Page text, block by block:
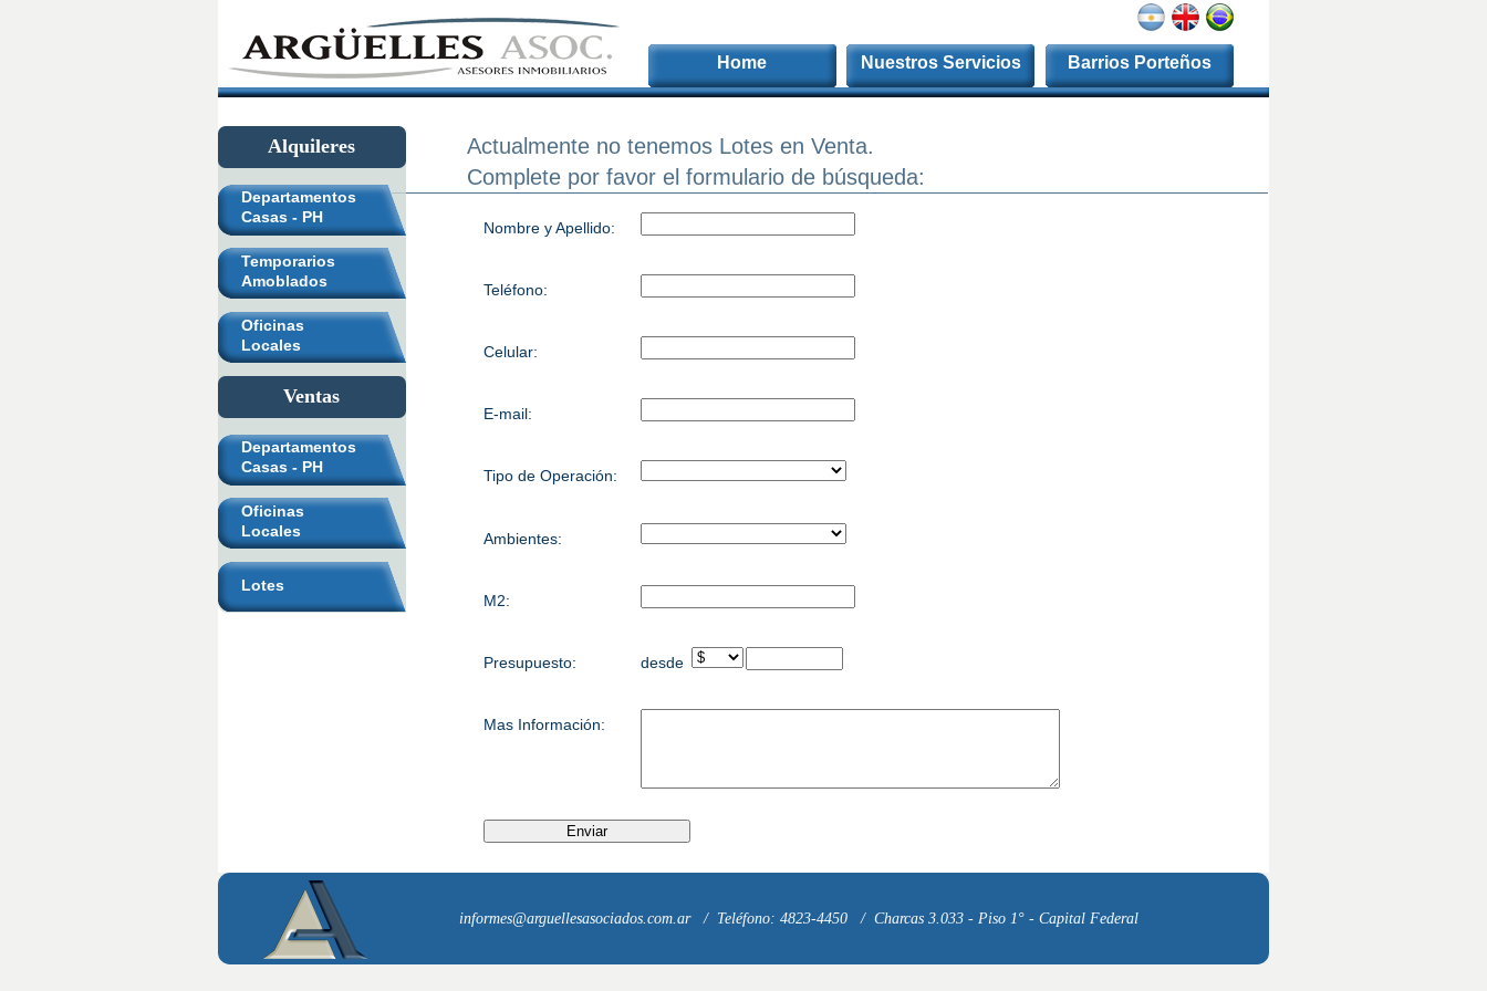
Home Nuestros Servicios Barrios Porteños
Alquileres
Departamentos
Casas - PH
Temporarios
Amoblados
Oficinas
Locales
Ventas
Departamentos
Casas - PH
Oficinas
Locales
Lotes
Actualmente no tenemos Lotes en Venta.
Complete por favor el formulario de búsqueda:
Nombre y Apellido:
Teléfono:
Celular:
E-mail:
Tipo de Operación:
Ambientes:
M2:
Presupuesto: desde
Mas Información:
informes@arguellesasociados.com.ar /Teléfono: 4823-4450/Charcas 3.033 - Piso 1° - Capital Federal